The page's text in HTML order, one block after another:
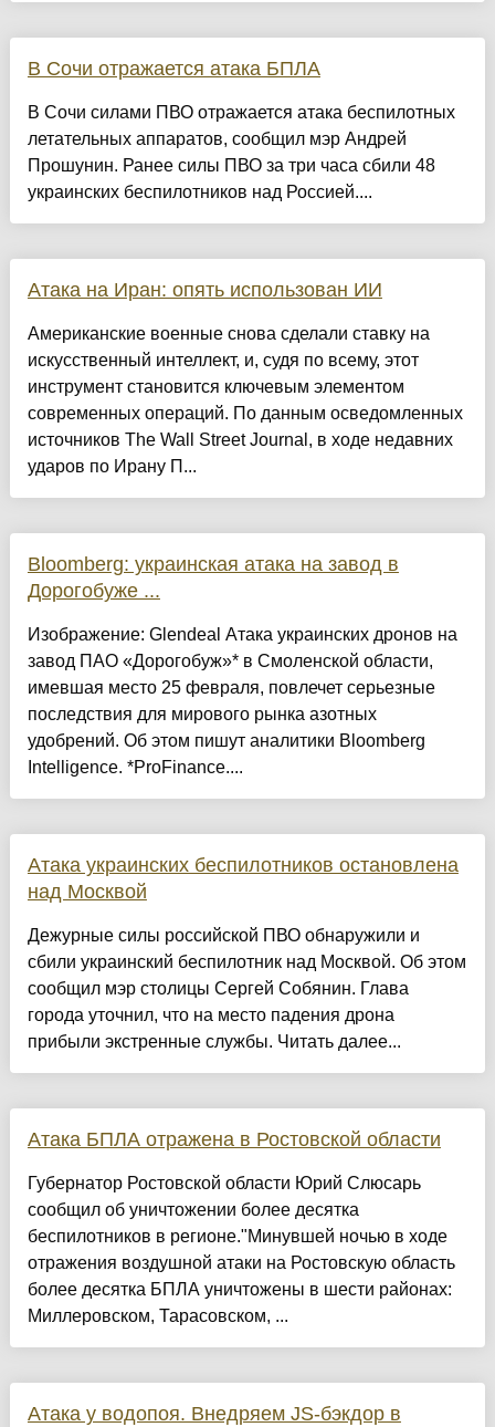
В Сочи отражается атака БПЛА
В Сочи силами ПВО отражается атака беспилотных
летательных аппаратов, сообщил мэр Андрей
Прошунин. Ранее силы ПВО за три часа сбили 48
украинских беспилотников над Россией....
Атака на Иран: опять использован ИИ
Американские военные снова сделали ставку на
искусственный интеллект, и, судя по всему, этот
инструмент становится ключевым элементом
современных операций. По данным осведомленных
источников The Wall Street Journal, в ходе недавних
ударов по Ирану П...
Bloomberg: украинская атака на завод в
Дорогобуже ...
Изображение: Glendeal Атака украинских дронов на
завод ПАО «Дорогобуж»* в Смоленской области,
имевшая место 25 февраля, повлечет серьезные
последствия для мирового рынка азотных
удобрений. Об этом пишут аналитики Bloomberg
Intelligence. *ProFinance....
Атака украинских беспилотников остановлена
над Москвой
Дежурные силы российской ПВО обнаружили и
сбили украинский беспилотник над Москвой. Об этом
сообщил мэр столицы Сергей Собянин. Глава
города уточнил, что на место падения дрона
прибыли экстренные службы. Читать далее...
Атака БПЛА отражена в Ростовской области
Губернатор Ростовской области Юрий Слюсарь
сообщил об уничтожении более десятка
беспилотников в регионе."Минувшей ночью в ходе
отражения воздушной атаки на Ростовскую область
более десятка БПЛА уничтожены в шести районах:
Миллеровском, Тарасовском, ...
Атака у водопоя. Внедряем JS-бэкдор в